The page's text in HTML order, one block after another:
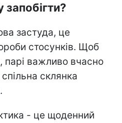
застуда, це
стосунків. Щоб
парі важливо вчасно
склянка
- це щоденний